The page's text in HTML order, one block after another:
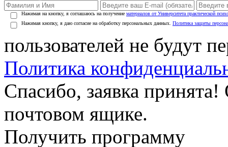
Нажимая на кнопку, я соглашаюсь на получение материалов от Университета практической
Нажимая кнопку, я даю согласие на обработку персональных данных. Политика защиты
пользователей не будут
Политика
Спасибо, заявка
почтовом ящике.
Получить программу